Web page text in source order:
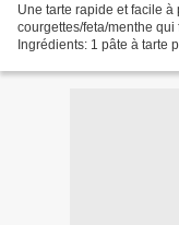
Une tarte rapide et facile
courgettes/feta/menthe
Ingrédients: 1 pâte à tarte